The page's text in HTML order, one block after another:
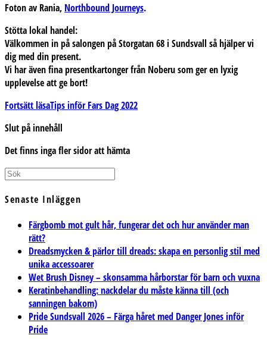
Foton av Rania, Northbound Journeys.
Stötta lokal handel:
Välkommen in på salongen på Storgatan 68 i Sundsvall så hjälper vi
dig med din present.
Vi har även fina presentkartonger från Noberu som ger en lyxig
upplevelse att ge bort!
Fortsätt läsaTips inför Fars Dag 2022
Slut på innehåll
Det finns inga fler sidor att hämta
Senaste Inläggen
Färgbomb mot gult hår, fungerar det och hur använder man
rätt?
Dreadsmycken & pärlor till dreads: skapa en personlig stil med
unika accessoarer
Wet Brush Disney – skonsamma hårborstar för barn och vuxna
Keratinbehandling: nackdelar du måste känna till (och
sanningen bakom)
Pride Sundsvall 2026 – Färga håret med Danger Jones inför
Pride